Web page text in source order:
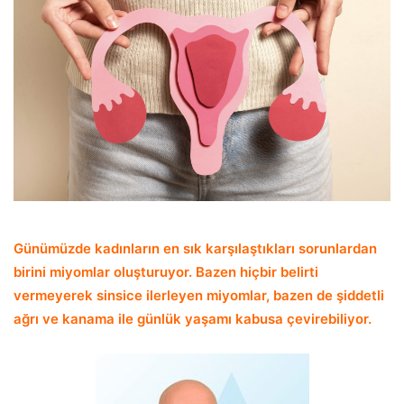
Günümüzde kadınların en sık karşılaştıkları sorunlardan
birini miyomlar oluşturuyor. Bazen hiçbir belirti
vermeyerek sinsice ilerleyen miyomlar, bazen de şiddetli
ağrı ve kanama ile günlük yaşamı kabusa çevirebiliyor.